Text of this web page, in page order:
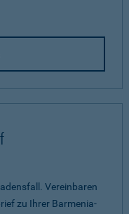
Vereinbaren
zu Ihrer Barmenia-